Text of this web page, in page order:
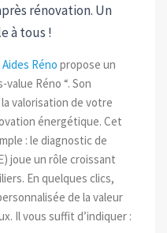
rénovation. Un
à tous !
Aides Réno propose un
Réno “. Son
valorisation de votre
énergétique. Cet
: le diagnostic de
joue un rôle croissant
En quelques clics,
de la valeur
Il vous suffit d’indiquer :